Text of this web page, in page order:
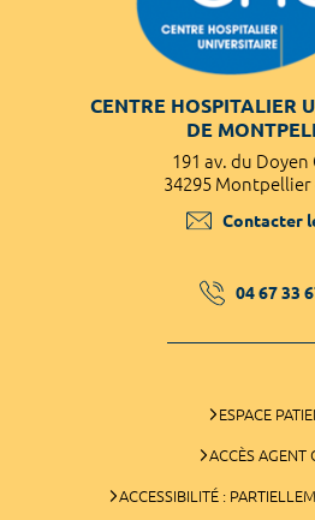
CENTRE HOSPITALIER
DE
191 av. du Doyen
34295 Montpellier
Contacter
04 67 33
ESPACE
ACCÈS AGENT
ACCESSIBILITÉ :